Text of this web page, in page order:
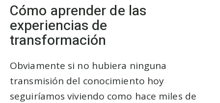
Cómo aprender de las
experiencias de
transformación
Obviamente si no hubiera ninguna
transmisión del conocimiento hoy
seguiríamos viviendo como hace miles de